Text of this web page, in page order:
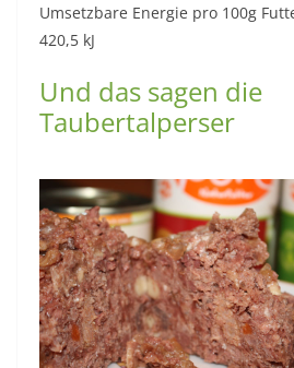
Umsetzbare Energie pro 100g
420,5 kJ
Und das sagen die
Taubertalperser